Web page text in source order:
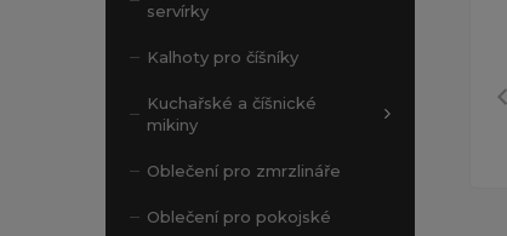
servírky
Kalhoty pro číšníky
Kuchařské a číšnické
mikiny
Oblečení pro zmrzlináře
Oblečení pro pokojské